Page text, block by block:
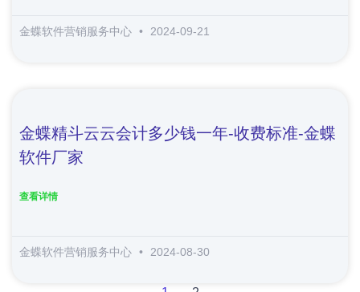
金蝶软件营销服务中心 2024-09-21
金蝶精斗云云会计多少钱一年-收费标准-金蝶
软件厂家
查看详情
金蝶软件营销服务中心 2024-08-30